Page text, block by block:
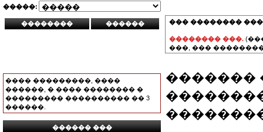
�����:
���� ���������, ����
������, � ���� �������� �
��������� ���������� �� 3
������.
������ ���
��� ��������
�������� ���.
���, ���
�������